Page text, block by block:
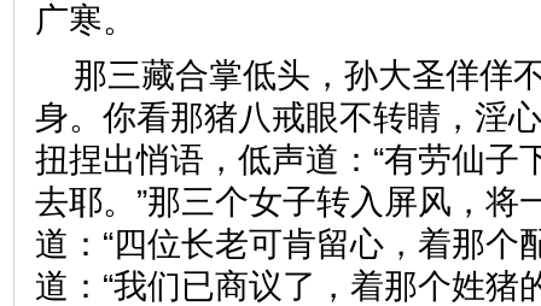
广寒。
那三藏合掌低头，孙大圣佯佯
身。你看那猪八戒眼不转睛，淫
扭捏出悄语，低声道：“有劳仙子
去耶。”那三个女子转入屏风，将
道：“四位长老可肯留心，着那个
道：“我们已商议了，着那个姓猪